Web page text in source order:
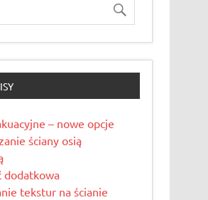
– nowe opcje
ściany osią
dodatkowa
tekstur na ścianie